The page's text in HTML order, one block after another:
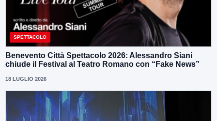
SPETTACOLO
Benevento Città Spettacolo 2026: Alessandro Siani
chiude il Festival al Teatro Romano con “Fake News”
18 LUGLIO 2026